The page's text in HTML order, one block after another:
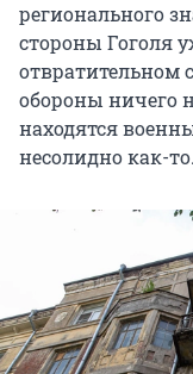
регионального
стороны Гоголя
отвратительном
обороны ничего
находятся
несолидно как-то.